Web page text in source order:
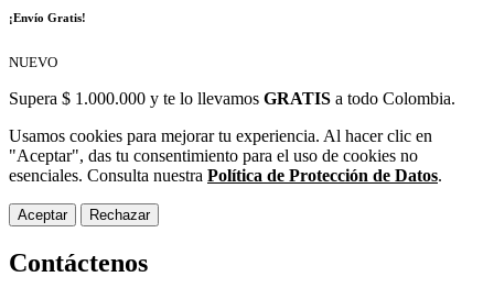
¡Envío Gratis!
NUEVO
Supera $ 1.000.000 y te lo llevamos GRATIS a todo Colombia.
Usamos cookies para mejorar tu experiencia. Al hacer clic en
"Aceptar", das tu consentimiento para el uso de cookies no
esenciales. Consulta nuestra Política de Protección de Datos.
Aceptar Rechazar
Contáctenos